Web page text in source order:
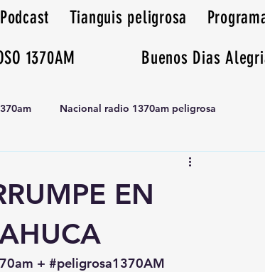
Podcast Tianguis peligrosa
1370AM Buenos Dias
Nacional radio 1370am peligrosa
EN
+ #peligrosa1370AM